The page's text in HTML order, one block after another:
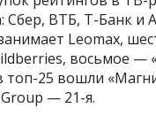
Сбер, ВТБ, Т-Банк и
Leomax,
восьмое —
топ-25 вошли
— 21-я.